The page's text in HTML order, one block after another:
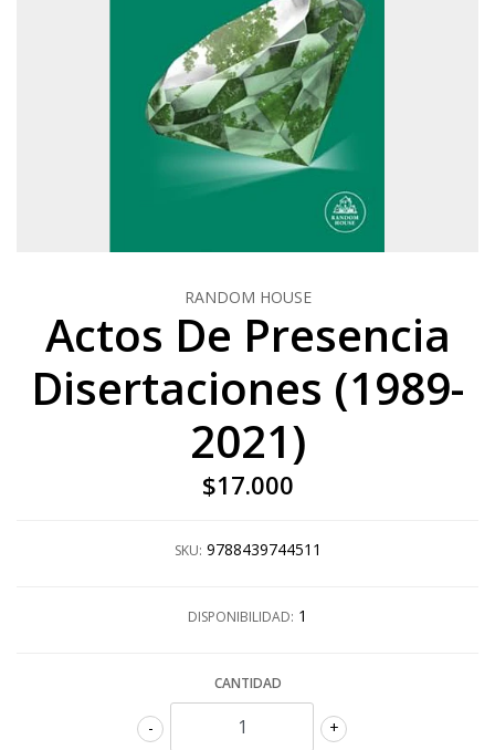
RANDOM HOUSE
Actos De Presencia
Disertaciones (1989-
2021)
$17.000
SKU: 9788439744511
DISPONIBILIDAD: 1
CANTIDAD
+
-